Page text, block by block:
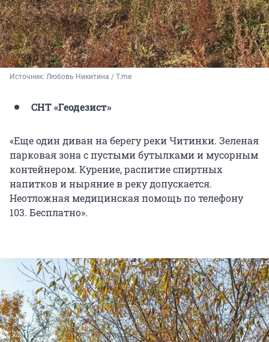
Источник: Любовь Никитина / T.me
СНТ «Геодезист»
«Еще один диван на берегу реки Читинки. Зеленая
парковая зона с пустыми бутылками и мусорным
контейнером. Курение, распитие спиртных
напитков и ныряние в реку допускается.
Неотложная медицинская помощь по телефону
103. Бесплатно».